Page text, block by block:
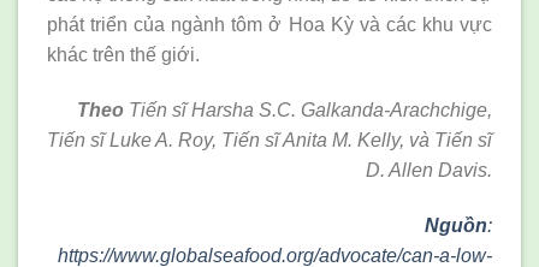
phát triển của ngành tôm ở Hoa Kỳ và các khu vực
khác trên thế giới.
Theo Tiến sĩ Harsha S.C. Galkanda-Arachchige,
Tiến sĩ Luke A. Roy, Tiến sĩ Anita M. Kelly, và Tiến sĩ
D. Allen Davis.
Nguồn:
https://www.globalseafood.org/advocate/can-a-low-